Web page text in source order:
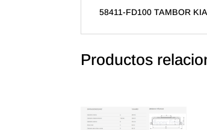
58411-FD100 TAMBOR
Productos